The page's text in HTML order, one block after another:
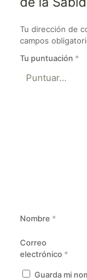
Tu dirección de
campos
Tu puntuación *
Nombre *
Correo
electrónico *
Guarda mi